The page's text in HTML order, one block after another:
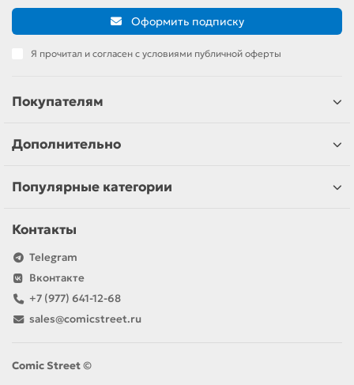
Оформить подписку
Я прочитал и согласен с условиями публичной оферты
Покупателям
Дополнительно
Популярные категории
Контакты
Telegram
Вконтакте
+7 (977) 641-12-68
sales@comicstreet.ru
Comic Street ©